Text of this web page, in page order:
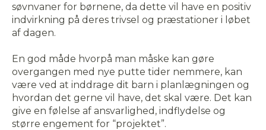
søvnvaner for børnene, da dette vil have en positiv
indvirkning på deres trivsel og præstationer i løbet
af dagen.
En god måde hvorpå man måske kan gøre
overgangen med nye putte tider nemmere, kan
være ved at inddrage dit barn i planlægningen og
hvordan det gerne vil have, det skal være. Det kan
give en følelse af ansvarlighed, indflydelse og
større engement for “projektet”.